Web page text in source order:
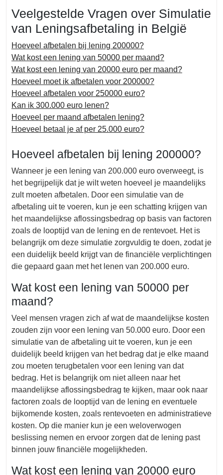
Veelgestelde Vragen over Simulatie
van Leningsafbetaling in België
Hoeveel afbetalen bij lening 200000?
Wat kost een lening van 50000 per maand?
Wat kost een lening van 20000 euro per maand?
Hoeveel moet ik afbetalen voor 200000?
Hoeveel afbetalen voor 250000 euro?
Kan ik 300.000 euro lenen?
Hoeveel per maand afbetalen lening?
Hoeveel betaal je af per 25.000 euro?
Hoeveel afbetalen bij lening 200000?
Wanneer je een lening van 200.000 euro overweegt, is
het begrijpelijk dat je wilt weten hoeveel je maandelijks
zult moeten afbetalen. Door een simulatie van de
afbetaling uit te voeren, kun je een schatting krijgen van
het maandelijkse aflossingsbedrag op basis van factoren
zoals de looptijd van de lening en de rentevoet. Het is
belangrijk om deze simulatie zorgvuldig te doen, zodat je
een duidelijk beeld krijgt van de financiële verplichtingen
die gepaard gaan met het lenen van 200.000 euro.
Wat kost een lening van 50000 per
maand?
Veel mensen vragen zich af wat de maandelijkse kosten
zouden zijn voor een lening van 50.000 euro. Door een
simulatie van de afbetaling uit te voeren, kun je een
duidelijk beeld krijgen van het bedrag dat je elke maand
zou moeten terugbetalen voor een lening van dat
bedrag. Het is belangrijk om niet alleen naar het
maandelijkse aflossingsbedrag te kijken, maar ook naar
factoren zoals de looptijd van de lening en eventuele
bijkomende kosten, zoals rentevoeten en administratieve
kosten. Op die manier kun je een weloverwogen
beslissing nemen en ervoor zorgen dat de lening past
binnen jouw financiële mogelijkheden.
Wat kost een lening van 20000 euro